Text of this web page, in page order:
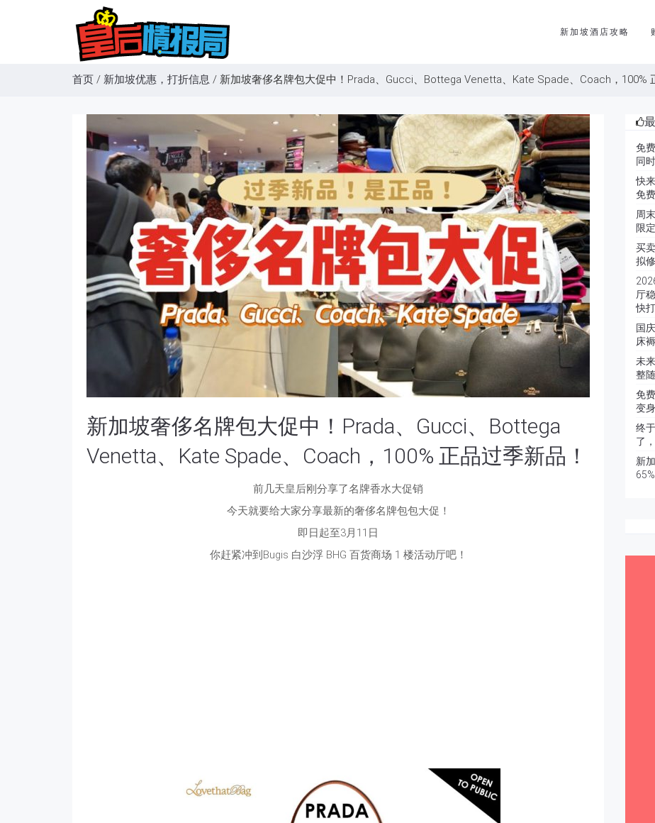
新加坡酒店攻略
首页 / 新加坡优惠，打折信息 / 新加坡奢侈名牌包大促中！Prada、Gucci、Bottega Venetta、Kate Spade、Coach，100%
新加坡奢侈名牌包大促中！Prada、Gucci、Bottega
Venetta、Kate Spade、Coach，100% 正品过季新品！
前几天皇后刚分享了名牌香水大促销
今天就要给大家分享最新的奢侈名牌包包大促！
即日起至3月11日
你赶紧冲到Bugis 白沙浮 BHG 百货商场 1 楼活动厅吧！
免
同
快
免
周
限
买
拟
厅
快
国
床
未
整
免
变
终
了
新